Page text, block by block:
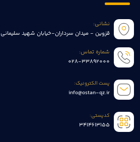
نشانی:
قزوین - میدان سرداران-خیابان شهید سلیمانی
شماره تماس:
028-33892000
پست الکترونیک:
info@ostan-qz.ir
کدپستی:
3414613155